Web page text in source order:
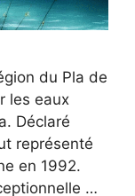
du Pla de
les eaux
Déclaré
représenté
en 1992.
…